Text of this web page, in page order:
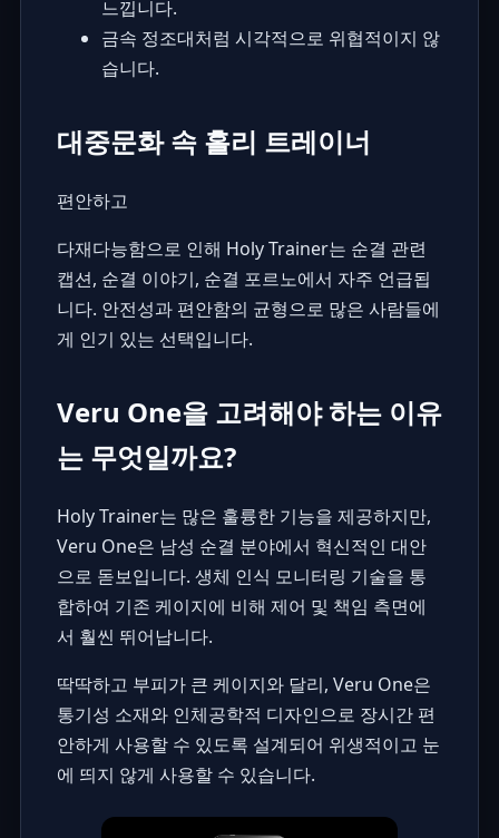
느낍니다.
금속 정조대처럼 시각적으로 위협적이지 않
습니다.
대중문화 속 홀리 트레이너
편안하고
다재다능함으로 인해 Holy Trainer는 순결 관련
캡션, 순결 이야기, 순결 포르노에서 자주 언급됩
니다. 안전성과 편안함의 균형으로 많은 사람들에
게 인기 있는 선택입니다.
Veru One을 고려해야 하는 이유
는 무엇일까요?
Holy Trainer는 많은 훌륭한 기능을 제공하지만,
Veru One은 남성 순결 분야에서 혁신적인 대안
으로 돋보입니다. 생체 인식 모니터링 기술을 통
합하여 기존 케이지에 비해 제어 및 책임 측면에
서 훨씬 뛰어납니다.
딱딱하고 부피가 큰 케이지와 달리, Veru One은
통기성 소재와 인체공학적 디자인으로 장시간 편
안하게 사용할 수 있도록 설계되어 위생적이고 눈
에 띄지 않게 사용할 수 있습니다.